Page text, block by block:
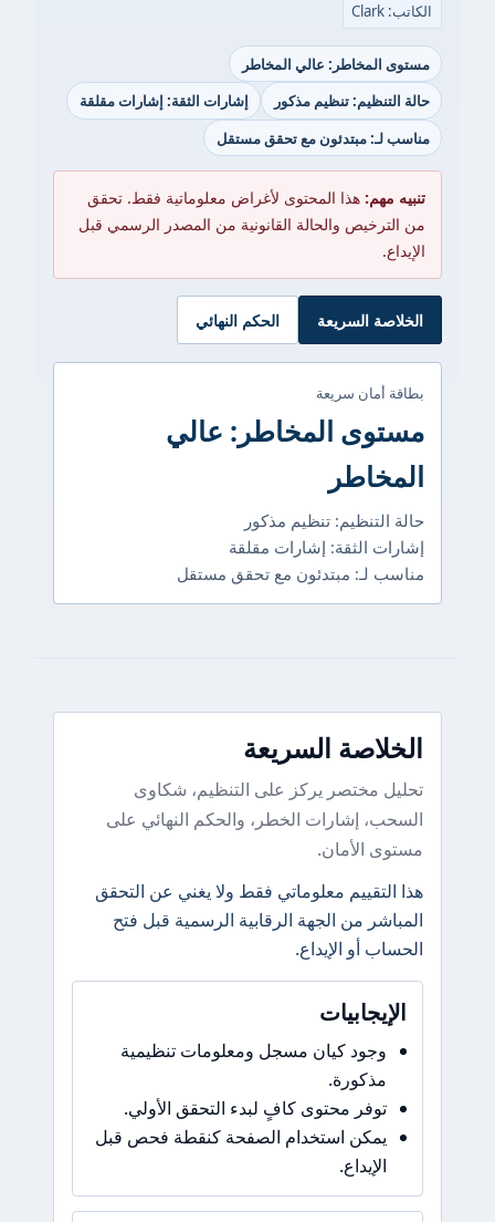
الكاتب: Clark
مستوى المخاطر: عالي المخاطر
حالة التنظيم: تنظيم مذكور
إشارات الثقة: إشارات مقلقة
مناسب لـ: مبتدئون مع تحقق مستقل
تنبيه مهم: هذا المحتوى لأغراض معلوماتية فقط. تحقق
من الترخيص والحالة القانونية من المصدر الرسمي قبل
الإيداع.
الخلاصة السريعة الحكم النهائي
بطاقة أمان سريعة
مستوى المخاطر: عالي
المخاطر
حالة التنظيم: تنظيم مذكور
إشارات الثقة: إشارات مقلقة
مناسب لـ: مبتدئون مع تحقق مستقل
الخلاصة السريعة
تحليل مختصر يركز على التنظيم، شكاوى
السحب، إشارات الخطر، والحكم النهائي على
مستوى الأمان.
هذا التقييم معلوماتي فقط ولا يغني عن التحقق
المباشر من الجهة الرقابية الرسمية قبل فتح
الحساب أو الإيداع.
الإيجابيات
وجود كيان مسجل ومعلومات تنظيمية
مذكورة.
توفر محتوى كافٍ لبدء التحقق الأولي.
يمكن استخدام الصفحة كنقطة فحص قبل
الإيداع.